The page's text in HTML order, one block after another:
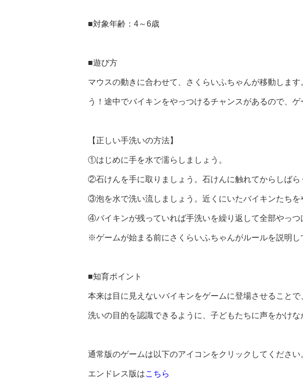
■対象年齢：4～6歳
■遊び方
マウスの動きに合わせて、さくらいふちゃんが移動しま
う！途中でバイキンをやっつけるチャンスがあるので、
【正しい手洗いの方法】
①はじめに手を水で濡らしましょう。
②石けんを手に取りましょう。石けんに触れてからしばら
③泡を水で洗い流しましょう。近くにいたバイキンたちを
④バイキンが残っていれば手洗いを繰り返して全部やっつ
※ゲームが始まる前にさくらいふちゃんがルールを説明し
■知育ポイント
本来は目に見えないバイキンをゲームに登場させること
洗いの目的を認識できるように、子どもたちに声をかけな
通常版のゲームは以下のアイコンをクリックしてください
エンドレス版はこちら